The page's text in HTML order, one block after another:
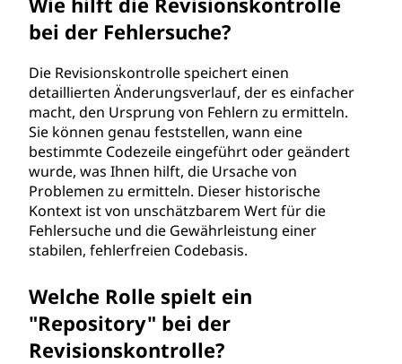
bei der Fehlersuche?
Die Revisionskontrolle speichert einen
detaillierten Änderungsverlauf, der es einfacher
macht, den Ursprung von Fehlern zu ermitteln.
Sie können genau feststellen, wann eine
bestimmte Codezeile eingeführt oder geändert
wurde, was Ihnen hilft, die Ursache von
Problemen zu ermitteln. Dieser historische
Kontext ist von unschätzbarem Wert für die
Fehlersuche und die Gewährleistung einer
stabilen, fehlerfreien Codebasis.
Welche Rolle spielt ein
"Repository" bei der
Revisionskontrolle?